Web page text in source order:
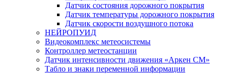
Датчик состояния дорожного покрытия
Датчик температуры дорожного покрытия
Датчик скорости воздушного потока
НЕЙРОПУИД
Видеокомплекс метеосистемы
Контроллер метеостанции
Датчик интенсивности движения «Аркен СМ»
Табло и знаки переменной информации